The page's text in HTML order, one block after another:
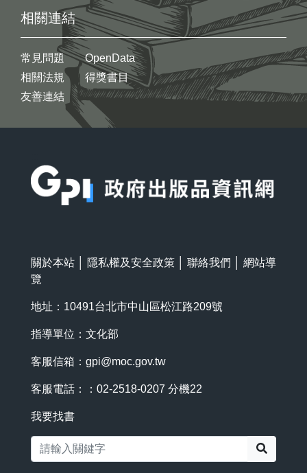
相關連結
常見問題
相關法規
友善連結
OpenData
得獎書目
關於本站 隱私權及安全政策 聯絡我們
網站導
覽
地址：10491台北市中山區松江路209號
指導單位：文化部
客服信箱： gpi@moc.gov.tw
客服電話：：02-2518-0207 分機22
我要找書